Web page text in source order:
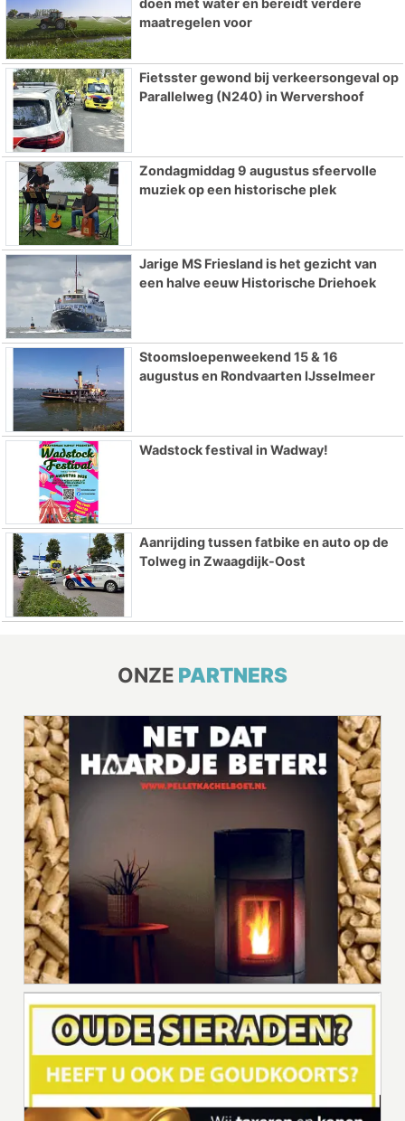
doen met water en bereidt verdere
maatregelen voor
Fietsster gewond bij verkeersongeval op
Parallelweg (N240) in Wervershoof
Zondagmiddag 9 augustus sfeervolle
muziek op een historische plek
Jarige MS Friesland is het gezicht van
een halve eeuw Historische Driehoek
Stoomsloepenweekend 15 & 16
augustus en Rondvaarten IJsselmeer
Wadstock festival in Wadway!
Aanrijding tussen fatbike en auto op de
Tolweg in Zwaagdijk-Oost
ONZE PARTNERS